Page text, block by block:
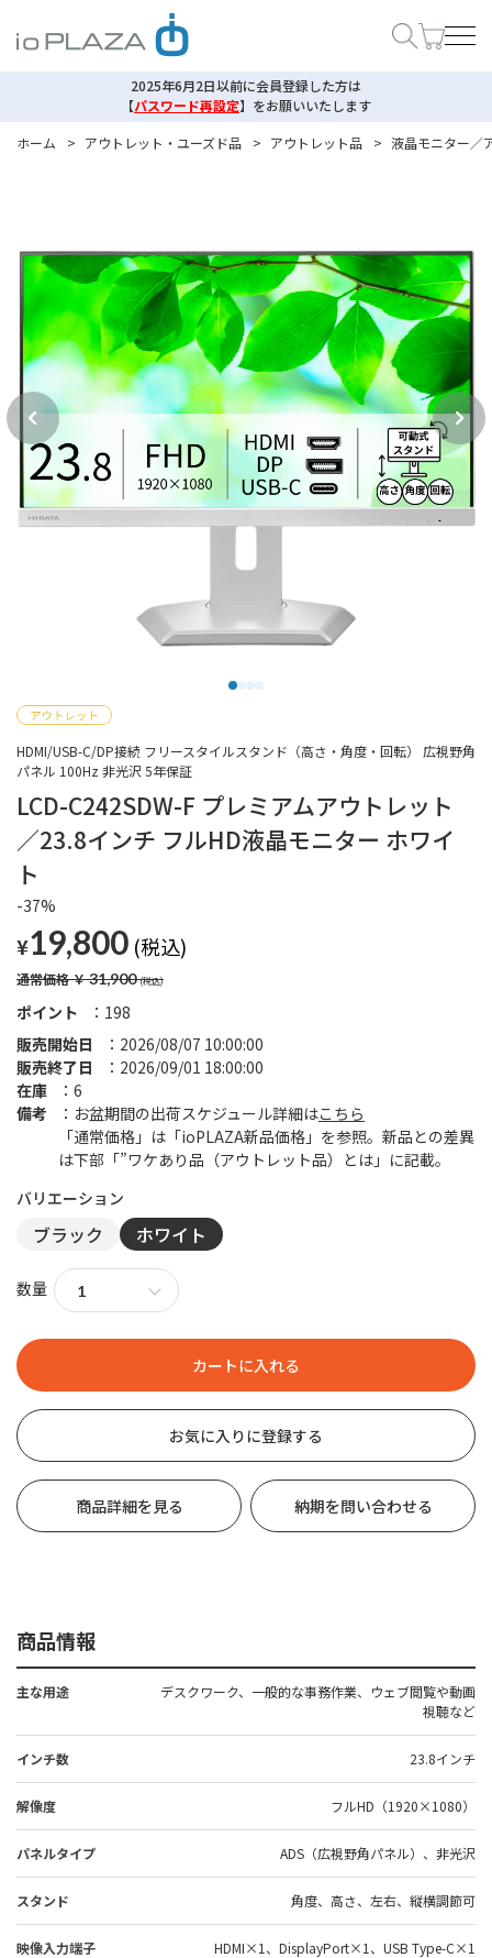
2025年6月2日以前に会員登録した方は
【パスワード再設定】 をお願いいたします
ホーム
> アウトレット・ユーズド品 > アウトレット品 > 液晶モニター／
LCD-C242SDW-F プレミアムアウトレット
／23.8インチ フルHD液晶モニター ホワイ
ト
HDMI/USB-C/DP接続 フリースタイルスタンド（高さ・角度・回転） 広視野角
パネル 100Hz 非光沢 5年保証
-37%
¥19,800
通常価格￥31,900
販売開始日
2026/08/07 10:00:00
販売終了日
2026/09/01 18:00:00
ポイント 198
在庫
6
備考
お盆期間の出荷スケジュール詳細はこちら
「通常価格」は「ioPLAZA新品価格」を参照。新品との差異
は下部「”ワケあり品（アウトレット品）とは」に記載。
ブラック ホワイト
数量
お気に入りに登録する
商品詳細を見る 納期を問い合わせる
商品情報
主な用途
デスクワーク、一般的な事務作業、ウェブ閲覧や動画
視聴など
インチ数 23.8インチ
解像度 フルHD（1920×1080）
パネルタイプ ADS（広視野角パネル）、非光沢
スタンド 角度、高さ、左右、縦横調節可
映像入力端子 HDMI×1、DisplayPort×1、USB Type-C×1